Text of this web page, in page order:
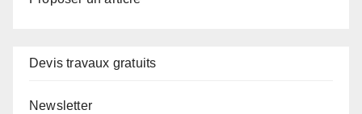
Devis travaux gratuits
Newsletter